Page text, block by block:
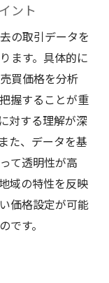
性
東区不動産査
の活用
ポイント
策
流れと注意
ント
の取引データを
ます。具体的に
買価格を分析
握することが重
対する理解が深
た、データを基
て透明性が高
域の特性を反映
価格設定が可能
です。